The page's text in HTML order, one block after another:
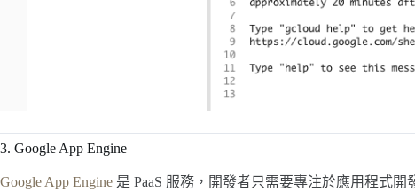
3. Google App Engine
Google App Engine 是 PaaS 服務，開發者只需要專注於應用程式